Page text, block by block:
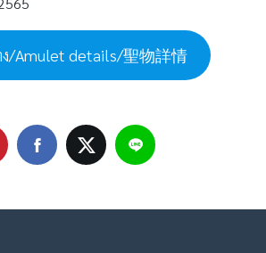
ง/Amulet details/聖物詳情